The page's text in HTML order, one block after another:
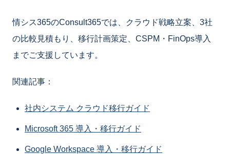
情シス365のConsult365では、クラウド戦略立案、3社
の比較見積もり、移行計画策定、CSPM・FinOps導入
までご支援しています。
関連記事：
社内システム クラウド移行ガイド
Microsoft 365 導入・移行ガイド
Google Workspace 導入・移行ガイド